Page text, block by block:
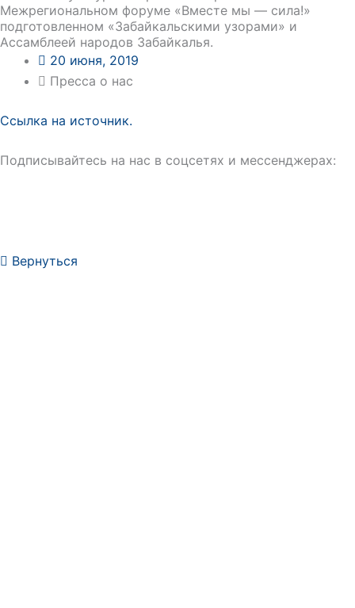
Межрегиональном форуме «Вместе мы — сила!»
подготовленном «Забайкальскими узорами» и
Ассамблеей народов Забайкалья.
20 июня, 2019
Пресса о нас
Ссылка на источник.
Подписывайтесь на нас в соцсетях и мессенджерах:
Вернуться